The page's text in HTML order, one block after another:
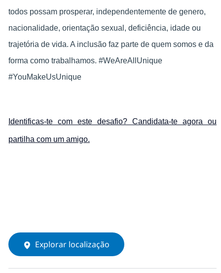
todos possam prosperar, independentemente de genero,
nacionalidade, orientação sexual, deficiência, idade ou
trajetória de vida. A inclusão faz parte de quem somos e da
forma como trabalhamos. #WeAreAllUnique
#YouMakeUsUnique
Identificas-te com este desafio? Candidata-te agora ou
partilha com um amigo.
Explorar localização